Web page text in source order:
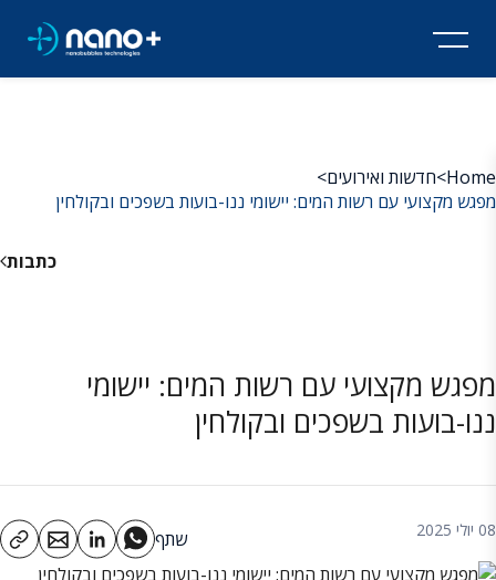
Home
>חדשות ואירועים>
מפגש מקצועי עם רשות המים: יישומי ננו-בועות בשפכים ובקולחין
כתבות
מפגש מקצועי עם רשות המים: יישומי
ננו-בועות בשפכים ובקולחין
08 יולי 2025 שתף